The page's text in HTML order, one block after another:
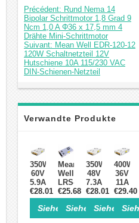
Précédent: Rund Nema 14
Bipolar Schrittmotor 1,8 Grad 9
Ncm 1,0 A Φ36 x 17,5 mm 4
Drähte Mini-Schrittmotor
Suivant: Mean Well EDR-120-12
120W Schaltnetzteil 12V
Hutschiene 10A 115/230 VAC
DIN-Schienen-Netzteil
Verwandte Produkte
350W
60V
5.9A
115/230V
CNC-
Schaltnetzteil
Schrittmotor
€28.01
Siehe Einzelheiten>
Mean
Well
LRS-
350-
24
350
W
€25.68
Siehe
350W
48V
7.3A
115/230V
CNC-
Schaltnetzteil
Schrittmotor
€28.01
Siehe
400W
36V
11A
115/
CNC-
für
€29.40